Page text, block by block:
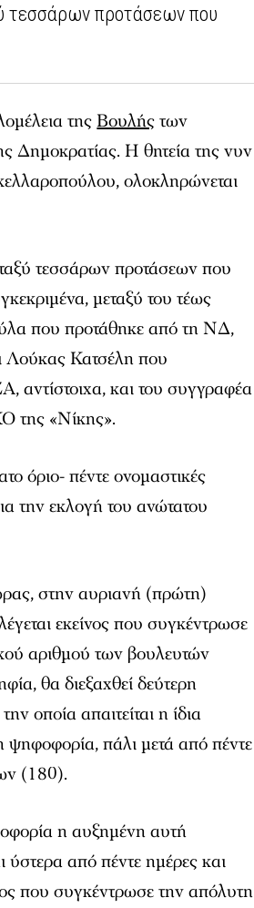
τεσσάρων προτάσεων που
τηςΒουλήςτων
Δημοκρατίας. Η θητεία της νυν
ολοκληρώνεται
τεσσάρων προτάσεων που
μεταξύ του τέως
που προτάθηκε από τη ΝΔ,
Λούκας Κατσέλη που
και του συγγραφέα
της «Νίκης».
όριο- πέντε ονομαστικές
την εκλογή του ανώτατου
στην αυριανή (πρώτη)
εκείνος που συγκέντρωσε
αριθμού των βουλευτών
θα διεξαχθεί δεύτερη
οποία απαιτείται η ίδια
ψηφοφορία, πάλι μετά από πέντε
(180).
η αυξημένη αυτή
από πέντε ημέρες και
που συγκέντρωσε την απόλυτη